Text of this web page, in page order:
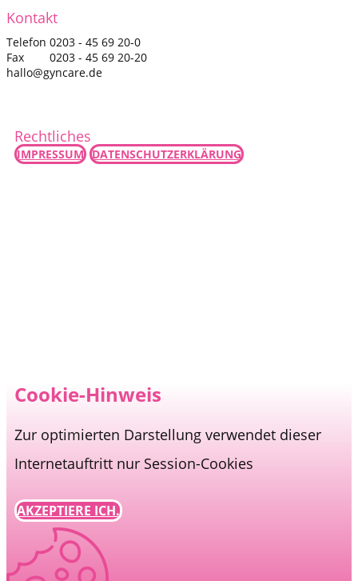
Kontakt
Telefon 0203 - 45 69 20-0
Fax 0203 - 45 69 20-20
hallo@gyncare.de
Rechtliches
IMPRESSUM DATENSCHUTZERKLÄRUNG
Cookie-Hinweis
Zur optimierten Darstellung verwendet dieser
Internetauftritt nur Session-Cookies
AKZEPTIERE ICH.